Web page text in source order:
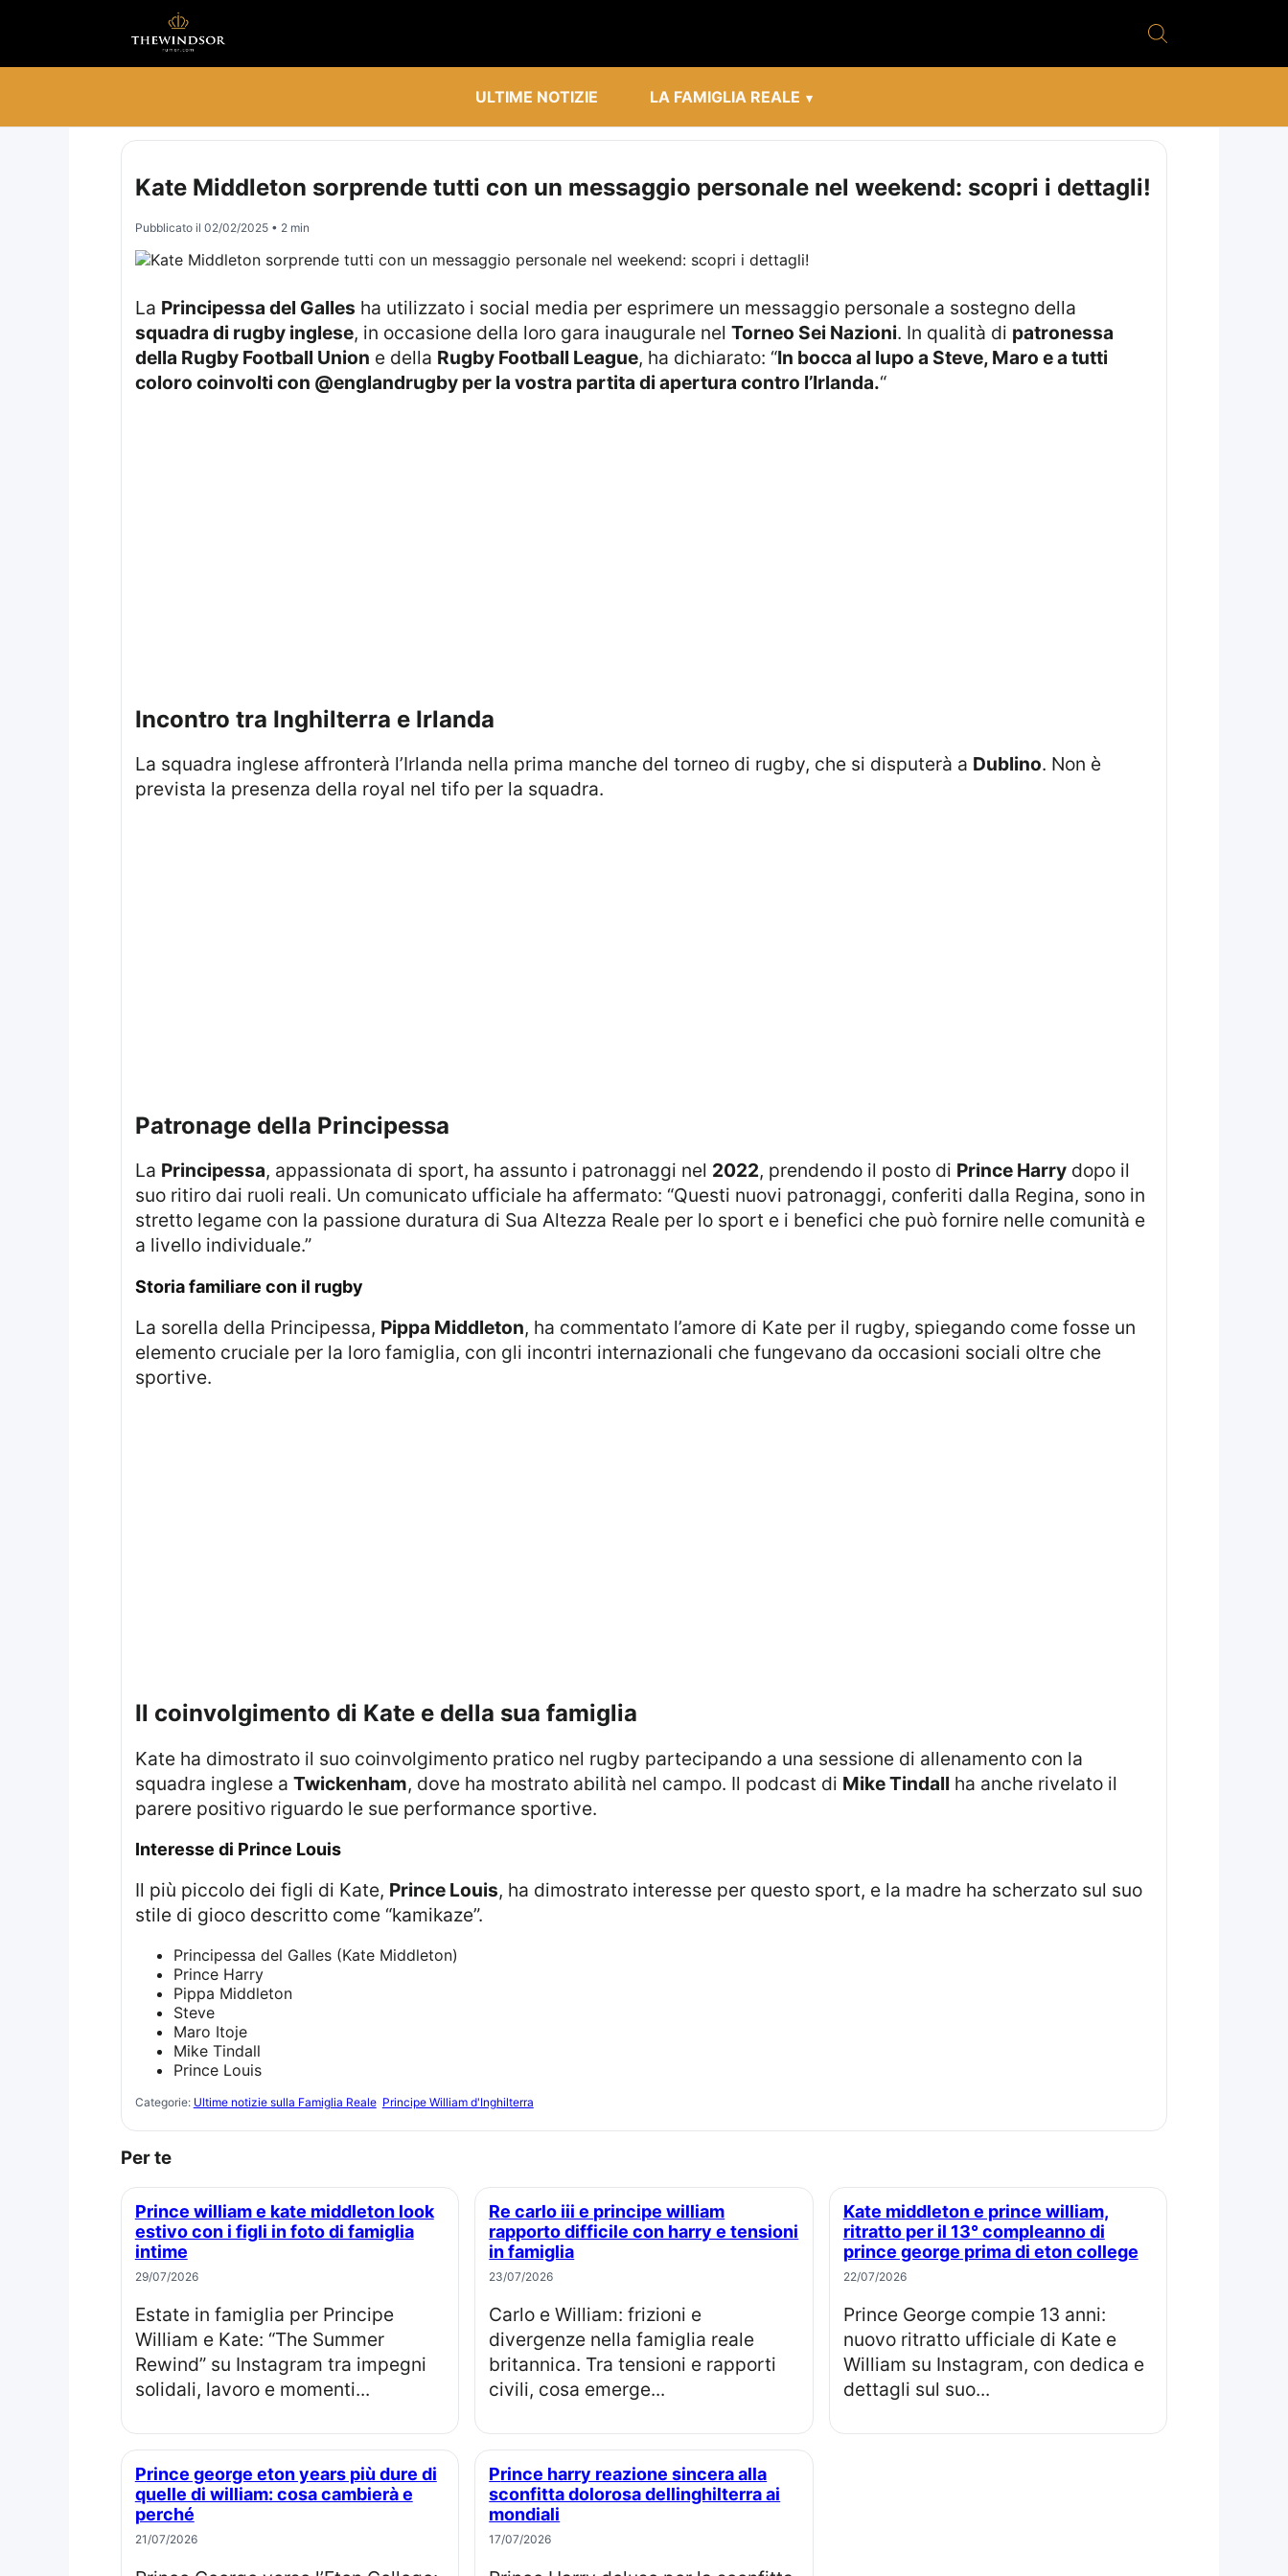
ULTIME NOTIZIE LA FAMIGLIA REALE
Kate Middleton sorprende tutti con un messaggio personale nel weekend: scopri i dettagli!
Pubblicato il 02/02/2025• 2 min
La Principessa del Galles ha utilizzato i social media per esprimere un messaggio personale a sostegno della
squadra di rugby inglese, in occasione della loro gara inaugurale nel Torneo Sei Nazioni. In qualità di patronessa
della Rugby Football Union e della Rugby Football League, ha dichiarato: “In bocca al lupo a Steve, Maro e a tutti
coloro coinvolti con @englandrugby per la vostra partita di apertura contro l’Irlanda.“
Incontro tra Inghilterra e Irlanda
La squadra inglese affronterà l’Irlanda nella prima manche del torneo di rugby, che si disputerà a Dublino. Non è
prevista la presenza della royal nel tifo per la squadra.
Patronage della Principessa
La Principessa, appassionata di sport, ha assunto i patronaggi nel 2022, prendendo il posto di Prince Harrydopo il
suo ritiro dai ruoli reali. Un comunicato ufficiale ha affermato: “Questi nuovi patronaggi, conferiti dalla Regina, sono in
stretto legame con la passione duratura di Sua Altezza Reale per lo sport e i benefici che può fornire nelle comunità e
a livello individuale.”
Storia familiare con il rugby
La sorella della Principessa, Pippa Middleton, ha commentato l’amore di Kate per il rugby, spiegando come fosse un
elemento cruciale per la loro famiglia, con gli incontri internazionali che fungevano da occasioni sociali oltre che
sportive.
Il coinvolgimento di Kate e della sua famiglia
Kate ha dimostrato il suo coinvolgimento pratico nel rugby partecipando a una sessione di allenamento con la
squadra inglese a Twickenham, dove ha mostrato abilità nel campo. Il podcast di Mike Tindall ha anche rivelato il
parere positivo riguardo le sue performance sportive.
Interesse di Prince Louis
Il più piccolo dei figli di Kate, Prince Louis, ha dimostrato interesse per questo sport, e la madre ha scherzato sul suo
stile di gioco descritto come “kamikaze”.
Principessa del Galles (Kate Middleton)
Prince Harry
Pippa Middleton
Steve
Maro Itoje
Mike Tindall
Prince Louis
Categorie: Ultime notizie sulla Famiglia Reale Principe William d'Inghilterra
Per te
Prince william e kate middleton look
estivo con i figli in foto di famiglia
intime
29/07/2026
Estate in famiglia per Principe
William e Kate: “The Summer
Rewind” su Instagram tra impegni
solidali, lavoro e momenti...
Re carlo iii e principe william
rapporto difficile con harry e tensioni
in famiglia
23/07/2026
Carlo e William: frizioni e
divergenze nella famiglia reale
britannica. Tra tensioni e rapporti
civili, cosa emerge...
Kate middleton e prince william,
ritratto per il 13° compleanno di
prince george prima di eton college
22/07/2026
Prince George compie 13 anni:
nuovo ritratto ufficiale di Kate e
William su Instagram, con dedica e
dettagli sul suo...
Prince george eton years più dure di
quelle di william: cosa cambierà e
perché
21/07/2026
Prince harry reazione sincera alla
sconfitta dolorosa dellinghilterra ai
mondiali
17/07/2026